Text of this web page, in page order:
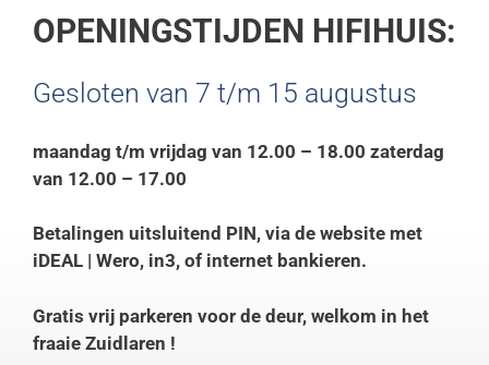
OPENINGSTIJDEN HIFIHUIS:
Gesloten van 7 t/m 15 augustus
maandag t/m vrijdag van 12.00 – 18.00 zaterdag
van 12.00 – 17.00
Betalingen uitsluitend PIN, via de website met
iDEAL | Wero, in3, of internet bankieren.
Gratis vrij parkeren voor de deur, welkom in het
fraaie Zuidlaren !